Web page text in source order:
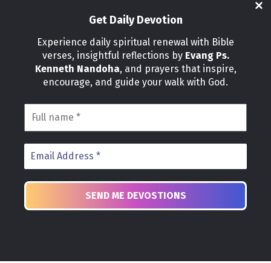
Get Daily Devotion
Experience daily spiritual renewal with Bible
verses, insightful reflections by Evang Ps.
Kenneth Nandoha, and prayers that inspire,
encourage, and guide your walk with God.
IMPORTANT LINKS
Our Partners
About Us
Volunteer
News
CONTACT INFO
Address:
Phone:
+25 678 776 7786
Email: